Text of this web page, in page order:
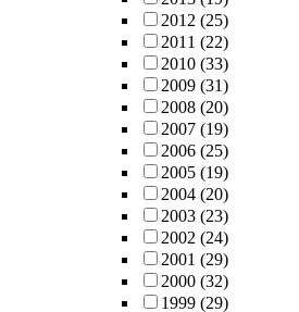
2012 (25)
2011 (22)
2010 (33)
2009 (31)
2008 (20)
2007 (19)
2006 (25)
2005 (19)
2004 (20)
2003 (23)
2002 (24)
2001 (29)
2000 (32)
1999 (29)